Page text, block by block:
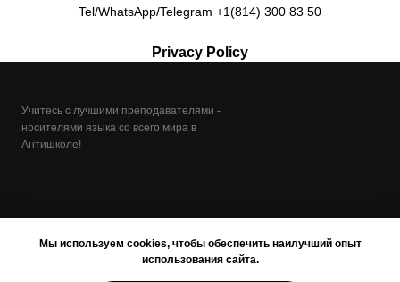
Мы используем cookies, чтобы обеспечить наилучший опыт
использования сайта.
Tel/WhatsApp/Telegram +1(814) 300 83 50
Privacy Policy
Учитесь с лучшими преподавателями -
носителями языка со всего мира в
Антишколе!